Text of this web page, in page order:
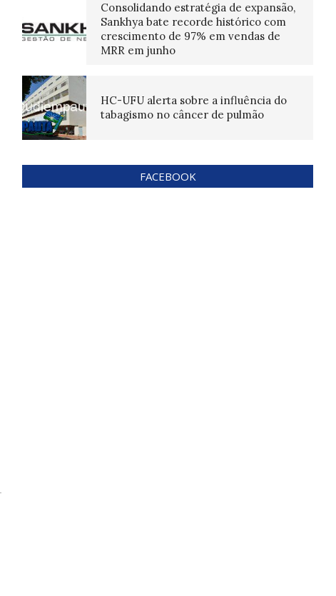
Consolidando estratégia de expansão,
Sankhya bate recorde histórico com
crescimento de 97% em vendas de
MRR em junho
HC-UFU alerta sobre a influência do
tabagismo no câncer de pulmão
FACEBOOK